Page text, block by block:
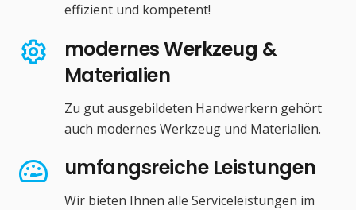
effizient und kompetent!
modernes Werkzeug &
Materialien
Zu gut ausgebildeten Handwerkern gehört
auch modernes Werkzeug und Materialien.
umfangsreiche Leistungen
Wir bieten Ihnen alle Serviceleistungen im